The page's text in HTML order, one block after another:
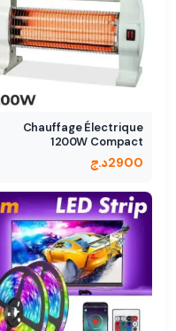
Chauffage Électrique
1200W Compact
Puissance réglable
2900د.ج